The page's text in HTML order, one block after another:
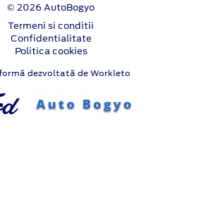
© 2026 AutoBogyo
Termeni si conditii
Confidentialitate
Politica cookies
dezvoltată de Workleto